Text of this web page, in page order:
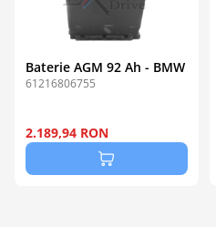
Baterie AGM 92 Ah - BMW
61216806755
2.189,94 RON